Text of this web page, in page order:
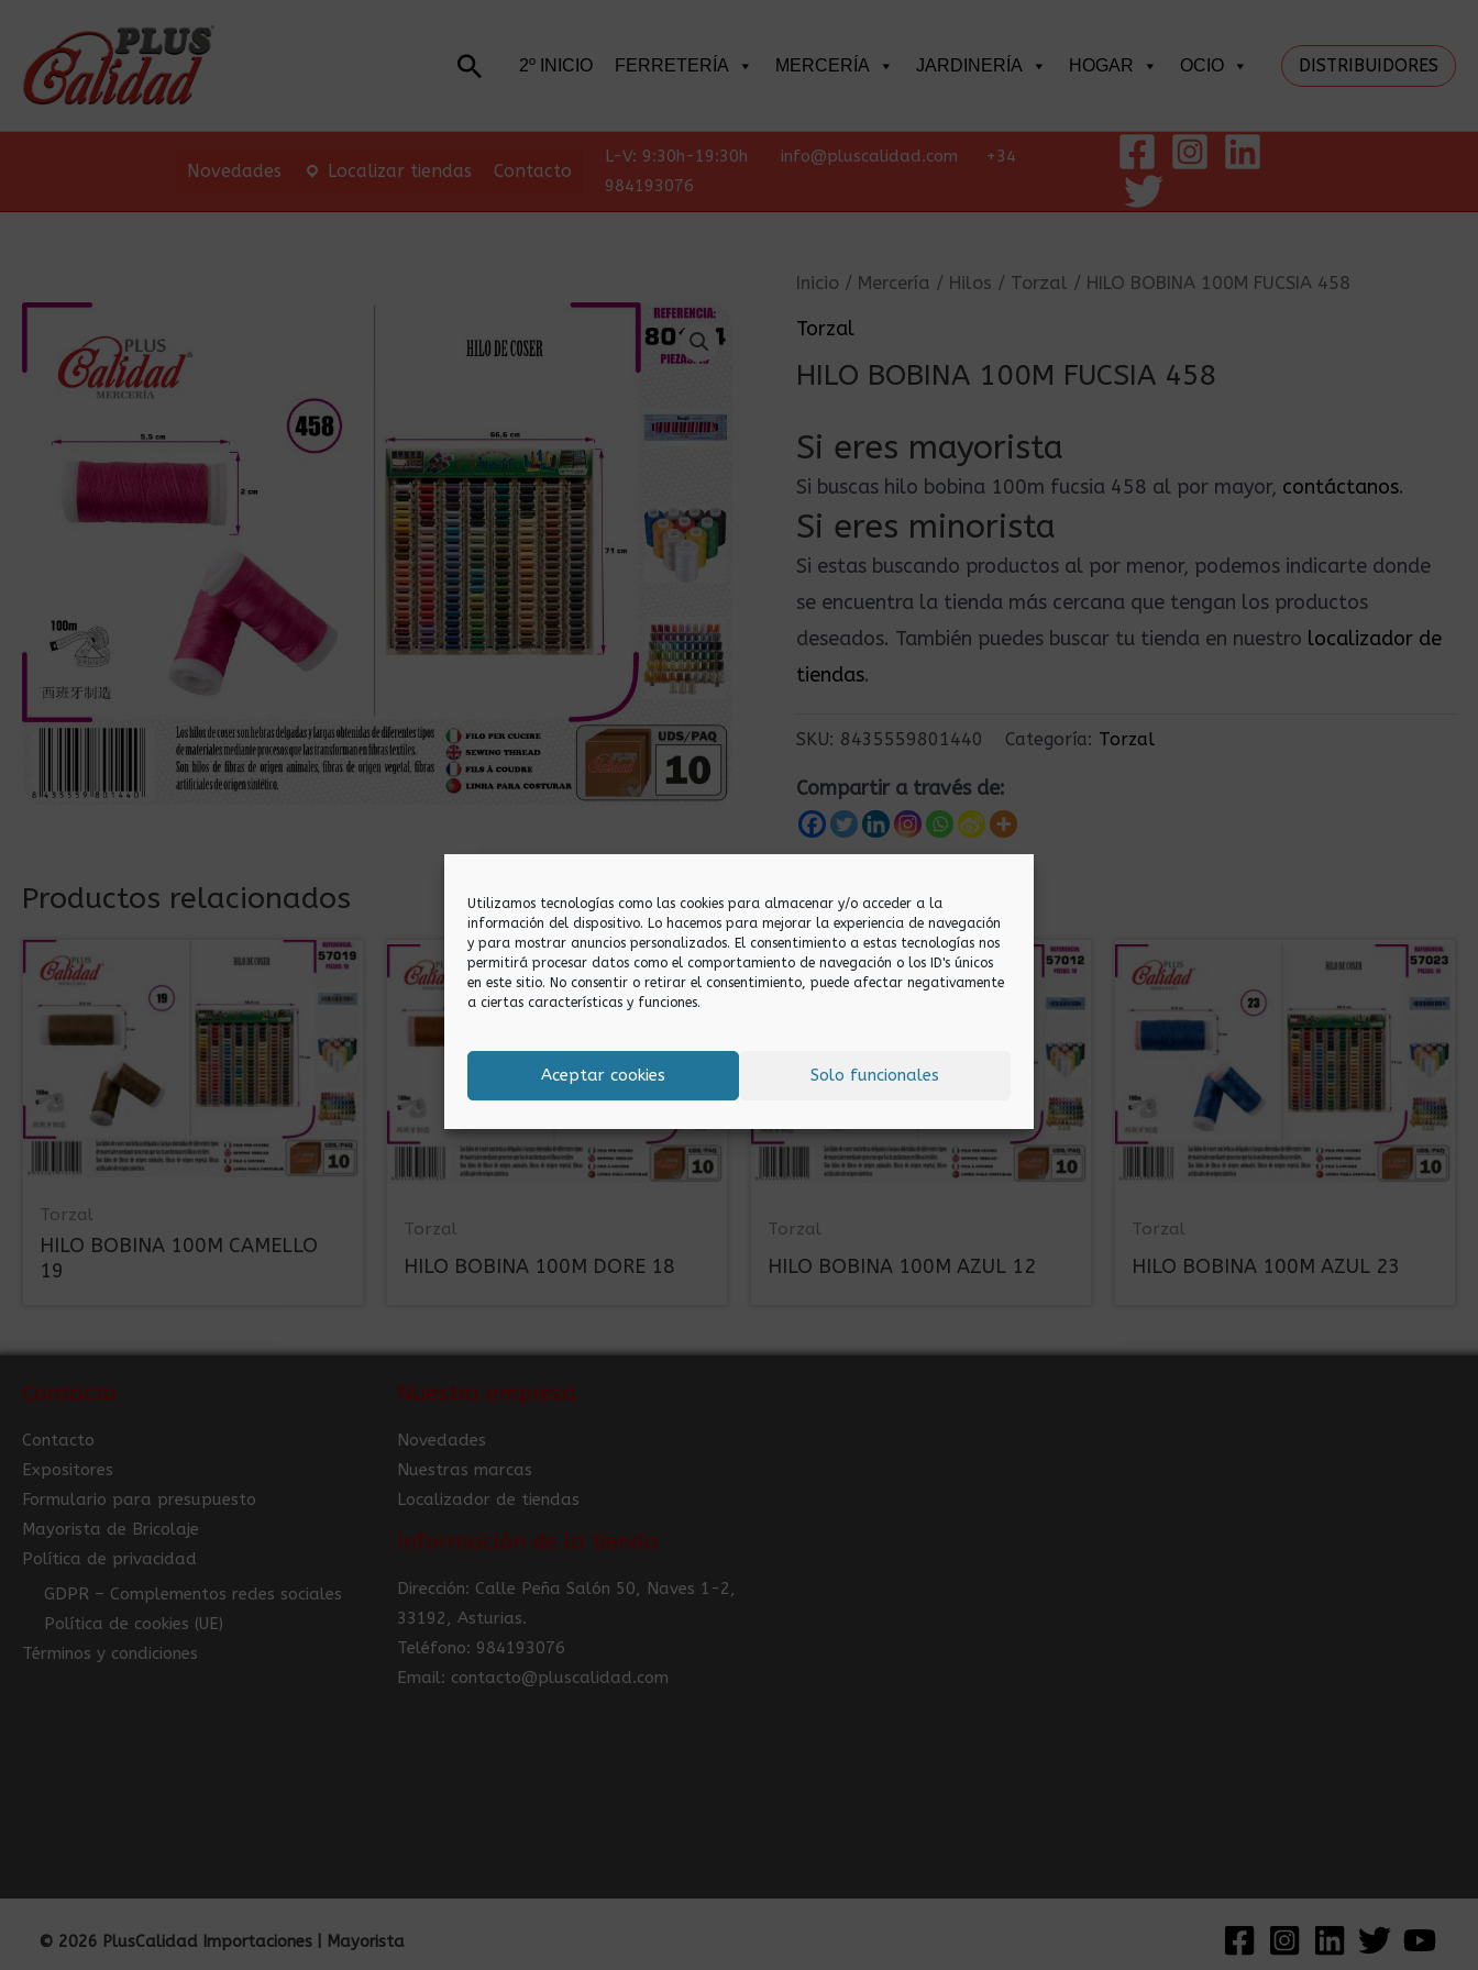
Utilizamos tecnologías como las cookies para almacenar y/o acceder a la
información del dispositivo. Lo hacemos para mejorar la experiencia de navegación
y para mostrar anuncios personalizados. El consentimiento a estas tecnologías nos
permitirá procesar datos como el comportamiento de navegación o los ID's únicos
en este sitio. No consentir o retirar el consentimiento, puede afectar negativamente
a ciertas características y funciones.
Aceptar cookies Solo funcionales
Buscar2º INICIO FERRETERÍA MERCERÍA JARDINERÍA HOGAR OCIO DISTRIBUIDORES
Novedades Localizar tiendas Contacto
L-V: 9:30h-19:30h info@pluscalidad.com
+34
984193076
Inicio / Mercería / Hilos / Torzal / HILO BOBINA 100M FUCSIA 458
Torzal
HILO BOBINA 100M FUCSIA 458
Si eres mayorista
Si buscas hilo bobina 100m fucsia 458 al por mayor, contáctanos.
Si eres minorista
Si estas buscando productos al por menor, podemos indicarte donde
se encuentra la tienda más cercana que tengan los productos
deseados. También puedes buscar tu tienda en nuestro localizador de
tiendas.
SKU: 8435559801440 Categoría: Torzal
Compartir a través de:
Productos relacionados
Torzal
HILO BOBINA 100M CAMELLO
19
Torzal
HILO BOBINA 100M DORE 18
Torzal
HILO BOBINA 100M AZUL 12
Torzal
HILO BOBINA 100M AZUL 23
Contacto
Contacto
Expositores
Formulario para presupuesto
Mayorista de Bricolaje
Política de privacidad
GDPR – Complementos redes sociales
Política de cookies (UE)
Términos y condiciones
Nuestra empresa
Novedades
Nuestras marcas
Localizador de tiendas
Información de la tienda
Dirección: Calle Peña Salón 50, Naves 1-2,
33192, Asturias.
Teléfono: 984193076
Email: contacto@pluscalidad.com
© 2026 PlusCalidad Importaciones | Mayorista